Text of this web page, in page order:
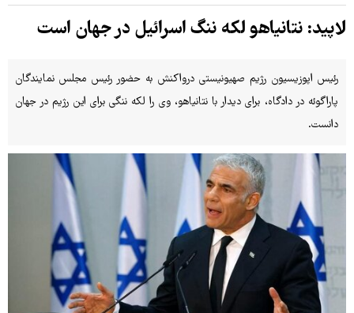
لاپید: نتانیاهو لکه ننگ اسرائیل در جهان است
رئیس اپوزیسیون رژیم صهیونیستی درواکنش به حضور رئیس مجلس نمایندگان
پاراگوئه در دادگاه، برای دیدار با نتانیاهو، وی را لکه ننگی برای این رژیم در جهان
دانست.